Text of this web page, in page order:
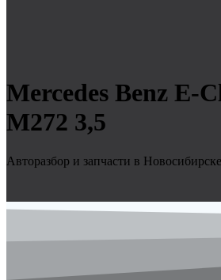
Mercedes Benz E-
M272 3,5
Авторазбор и запчасти в Новосибирске